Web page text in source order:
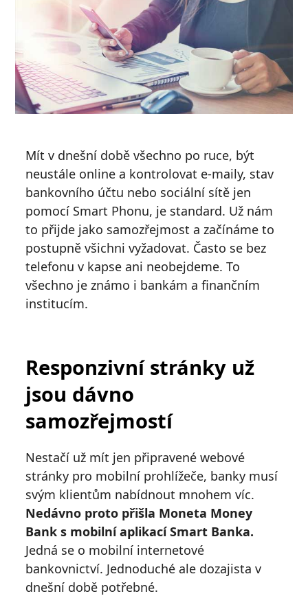
Mít v dnešní době všechno po ruce, být
neustále online a kontrolovat e-maily, stav
bankovního účtu nebo sociální sítě jen
pomocí Smart Phonu, je standard. Už nám
to přijde jako samozřejmost a začínáme to
postupně všichni vyžadovat. Často se bez
telefonu v kapse ani neobejdeme. To
všechno je známo i bankám a finančním
institucím.
Responzivní stránky už
jsou dávno
samozřejmostí
Nestačí už mít jen připravené webové
stránky pro mobilní prohlížeče, banky musí
svým klientům nabídnout mnohem víc.
Nedávno proto přišla Moneta Money
Bank s mobilní aplikací Smart Banka.
Jedná se o mobilní internetové
bankovnictví. Jednoduché ale dozajista v
dnešní době potřebné.